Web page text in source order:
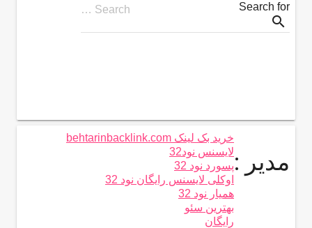
Search for
Search …
search
مدیر :
خرید بک لینک behtarinbacklink.com
لایسنس نود32
پسورد نود 32
اوکلی لایسنس رایگان نود 32
همیار نود 32
بهترین سئو
رایگان